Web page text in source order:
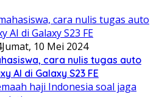
Jumat, 10 Mei 2024
cara nulis tugas auto
AI di Galaxy S23 FE